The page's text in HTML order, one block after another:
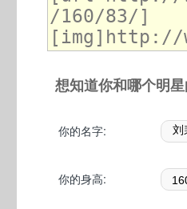
想知道你和哪个明
你的名字:
你的身高: